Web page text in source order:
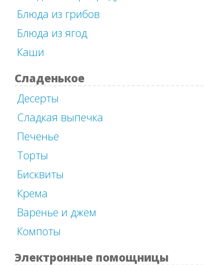
Блюда из грибов
Блюда из ягод
Каши
Сладенькое
Десерты
Сладкая выпечка
Печенье
Торты
Бисквиты
Крема
Варенье и джем
Компоты
Электронные помощницы